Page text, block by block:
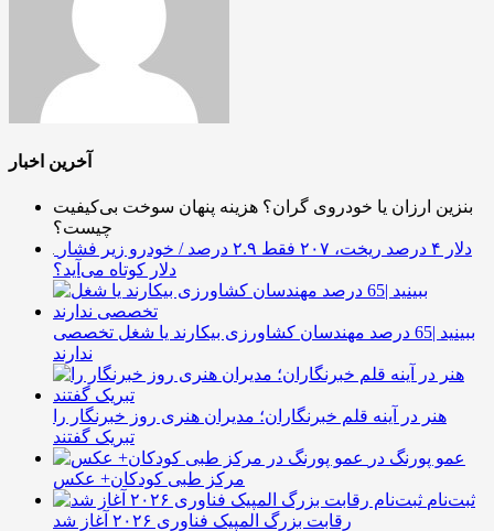
آخرین اخبار
بنزین ارزان یا خودروی گران؟ هزینه پنهان سوخت بی‌کیفیت
چیست؟
دلار ۴ درصد ریخت، ۲۰۷ فقط ۲.۹ درصد / خودرو زیر فشار
دلار کوتاه می‌آید؟
ببینید |65 درصد مهندسان کشاورزی بیکارند یا شغل تخصصی
ندارند
هنر در آینه قلم خبرنگاران؛ مدیران هنری روز خبرنگار را
تبریک گفتند
عمو پورنگ در
مرکز طبی کودکان+ عکس
ثبت‌نام
رقابت بزرگ المپیک فناوری ۲۰۲۶ آغاز شد